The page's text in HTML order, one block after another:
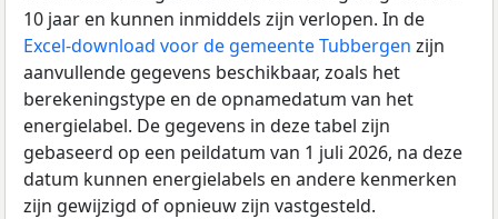
10 jaar en kunnen inmiddels zijn verlopen. In de
Excel-download voor de gemeente Tubbergen zijn
aanvullende gegevens beschikbaar, zoals het
berekeningstype en de opnamedatum van het
energielabel. De gegevens in deze tabel zijn
gebaseerd op een peildatum van 1 juli 2026, na deze
datum kunnen energielabels en andere kenmerken
zijn gewijzigd of opnieuw zijn vastgesteld.